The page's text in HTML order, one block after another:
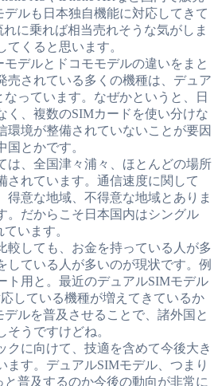
ルも日本独自機能に対応してきて
に乗れば相当売れそうな気がしま
くると思います。
デルとドコモモデルの違いをまと
売されている多くの機種は、デュア
っています。なぜかというと、日
く、複数のSIMカードを使い分けな
環境が整備されていないことが要因
国とかです。
は、全国津々浦々、ほとんどの場所
されています。通信速度に関して
得意な地域、不得意な地域とありま
。だからこそ日本国内はシングル
います。
較しても、お金を持っている人が多
している人が多いのが現状です。例
ト用と。最近のデュアルSIMモデル
している機種が増えてきているか
ルを普及させることで、諸外国と
そうですけどね。
クに向けて、技適を含めて今後大き
ます。デュアルSIMモデル、つまり
普及するのか今後の動向が非常に